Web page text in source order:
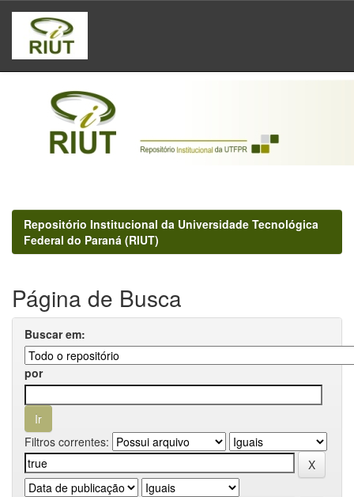
Skip
navigation
Repositório Institucional da Universidade Tecnológica
Federal do Paraná (RIUT)
Página de Busca
Buscar em:
por
Filtros correntes: